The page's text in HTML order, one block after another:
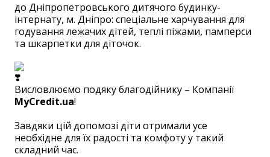
до Дніпропетровського дитячого будинку-
інтернату, м. Дніпро: спеціальне харчування для
годування лежачих дітей, теплі піжами, памперси
та шкарпетки для діточок.
Висловлюємо подяку благодійнику – Компанії
MyCredit.ua!
Завдяки цій допомозі діти отримали усе
необхідне для їх радості та комфоту у такий
складний час.